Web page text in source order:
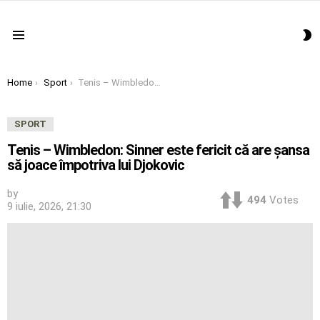
You are here:
Home Sport Tenis – Wimbledon: Sinner este fericit că are șansa să joace împotriva lui Djokovic
SPORT
Tenis – Wimbledon: Sinner este fericit că are șansa
să joace împotriva lui Djokovic
by
9 iulie, 2026, 21:30
494 Votes